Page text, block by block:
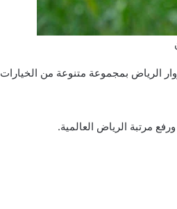
الرياض بمجموعة متنوعة من الخيارات